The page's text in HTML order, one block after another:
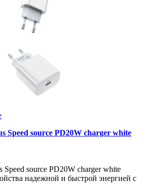
Speed source PD20W charger white
source PD20W charger white
надежной и быстрой энергией с